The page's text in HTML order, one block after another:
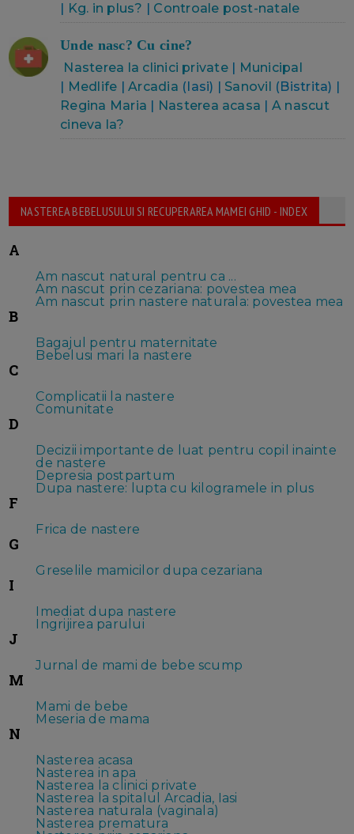
Kg. in plus? Controale post-natale
Unde nasc? Cu cine?
Nasterea la clinici private|
Municipal
Medlife |Arcadia (Iasi) | Sanovil
(Bistrita) |
Regina Maria
Nasterea acasa
A nascut
cineva la?
NASTEREA BEBELUSULUI SI RECUPERAREA MAMEI GHID - INDEX
A
Am nascut natural pentru ca ...
Am nascut prin cezariana: povestea mea
Am nascut prin nastere naturala: povestea mea
B
Bagajul pentru maternitate
Bebelusi mari la nastere
C
Complicatii la nastere
Comunitate
D
Decizii importante de luat pentru copil inainte
de nastere
Depresia postpartum
Dupa nastere: lupta cu kilogramele in plus
F
Frica de nastere
G
Greselile mamicilor dupa cezariana
I
Imediat dupa nastere
Ingrijirea parului
J
Jurnal de mami de bebe scump
M
Mami de bebe
Meseria de mama
N
Nasterea acasa
Nasterea in apa
Nasterea la clinici private
Nasterea la spitalul Arcadia, Iasi
Nasterea naturala (vaginala)
Nasterea prematura